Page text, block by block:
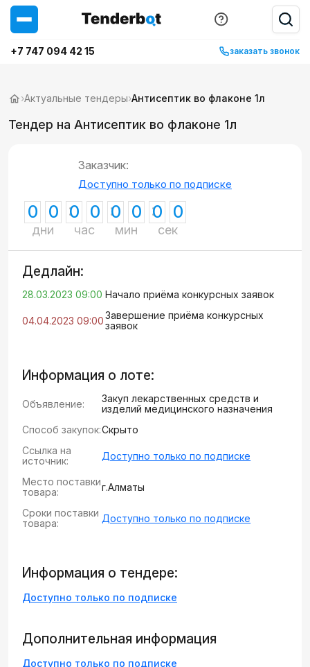
+7 747 094 42 15 заказать звонок
›Актуальные тендеры›Антисептик во флаконе 1л
Тендер на Антисептик во флаконе 1л
Заказчик:
Доступно только по подписке
0 0
дни
0 0
час
0 0
мин
0 0
сек
Дедлайн:
28.03.2023 09:00 Начало приёма конкурсных заявок
04.04.2023 09:00Завершение приёма конкурсных
заявок
Информация о лоте:
Объявление:
Закуп лекарственных средств и
изделий медицинского назначения
Способ закупок:Скрыто
Ссылка на
источник:
Доступно только по подписке
Место поставки
товара:
г.Алматы
Сроки поставки
товара:
Доступно только по подписке
Информация о тендере:
Доступно только по подписке
Дополнительная информация
Доступно только по подписке